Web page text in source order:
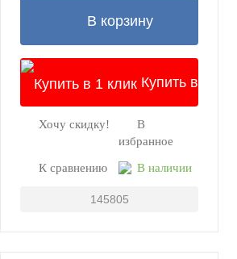
В корзину
Купить в
1 клик
Хочу скидку!
В
избранное
К сравнению В наличии
145805